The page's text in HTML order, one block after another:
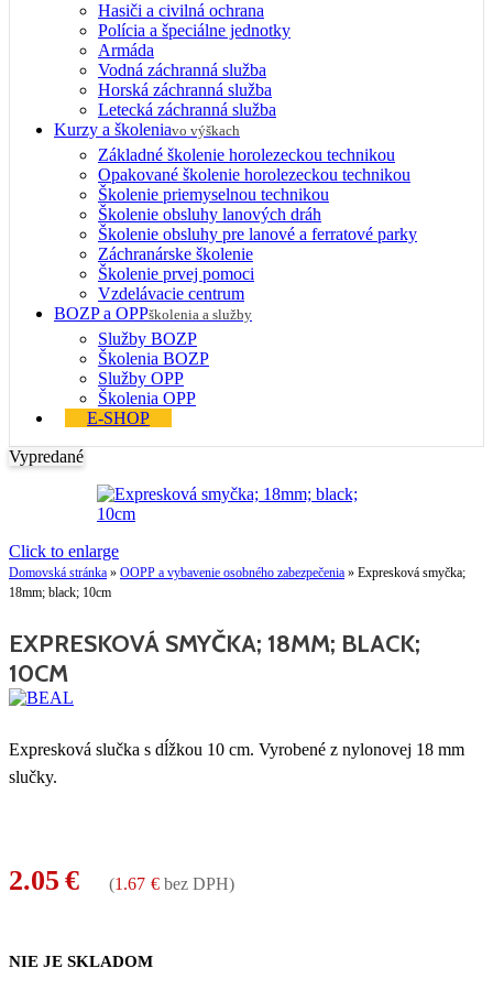
Hasiči a civilná ochrana
Polícia a špeciálne jednotky
Armáda
Vodná záchranná služba
Horská záchranná služba
Letecká záchranná služba
Kurzy a školeniavo výškach
Základné školenie horolezeckou technikou
Opakované školenie horolezeckou technikou
Školenie priemyselnou technikou
Školenie obsluhy lanových dráh
Školenie obsluhy pre lanové a ferratové parky
Záchranárske školenie
Školenie prvej pomoci
Vzdelávacie centrum
BOZP a OPPškolenia a služby
Služby BOZP
Školenia BOZP
Služby OPP
Školenia OPP
E-SHOP
Vypredané
Click to enlarge
Domovská stránka » OOPP a vybavenie osobného zabezpečenia » Expresková smyčka;
18mm; black; 10cm
EXPRESKOVÁ SMYČKA; 18MM; BLACK;
10CM
Expresková slučka s dĺžkou 10 cm. Vyrobené z nylonovej 18 mm
slučky.
2.05 € (1.67 € bez DPH)
NIE JE SKLADOM